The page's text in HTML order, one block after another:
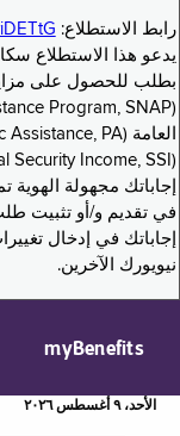
رابط الاستطلاع:
يدعو هذا الاستطلاع
بطلب للحصول على مزايا
إجاباتك مجهولة
في تقديم و/أو تثبيت
إجاباتك في إدخال
نيويورك الآخرين.
myBenefits
الأحد، ٩ أغسطس ٢٠٢٦